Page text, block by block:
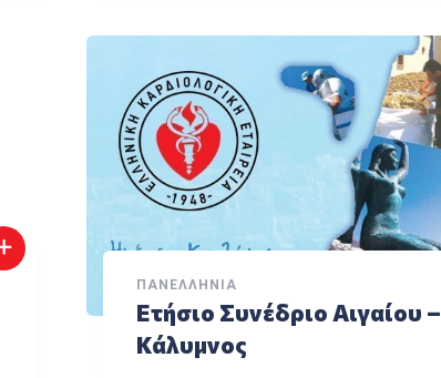
ΠΑΝΕΛΛΉΝΙΑ
Ετήσιο Συνέδριο Αιγαίου –
Κάλυμνος